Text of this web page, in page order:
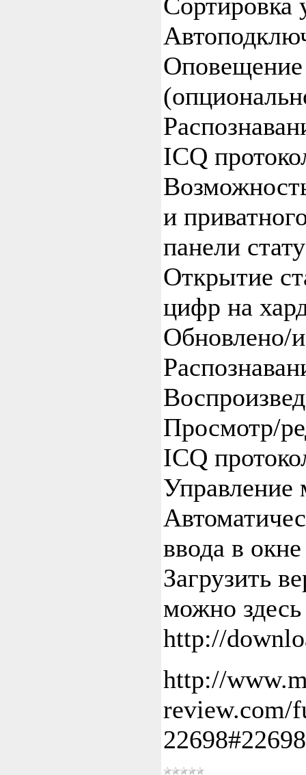
Оповещение
ICQ
и
панели
Открытие
цифр на
Обновлено/
Просмотр/
ICQ
ввода в
Загрузить
можно
http://
http://
review.com/
22698#22698